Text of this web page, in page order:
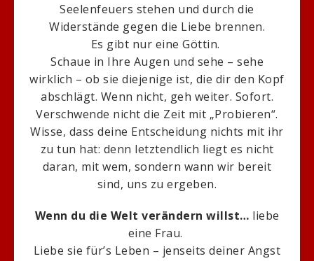
Seelenfeuers stehen und durch die
Widerstände gegen die Liebe brennen.
Es gibt nur eine Göttin.
Schaue in Ihre Augen und sehe – sehe
wirklich – ob sie diejenige ist, die dir den Kopf
abschlägt. Wenn nicht, geh weiter. Sofort.
Verschwende nicht die Zeit mit „Probieren“.
Wisse, dass deine Entscheidung nichts mit ihr
zu tun hat: denn letztendlich liegt es nicht
daran, mit wem, sondern wann wir bereit
sind, uns zu ergeben.
Wenn du die Welt verändern willst… liebe
eine Frau.
Liebe sie für’s Leben – jenseits deiner Angst